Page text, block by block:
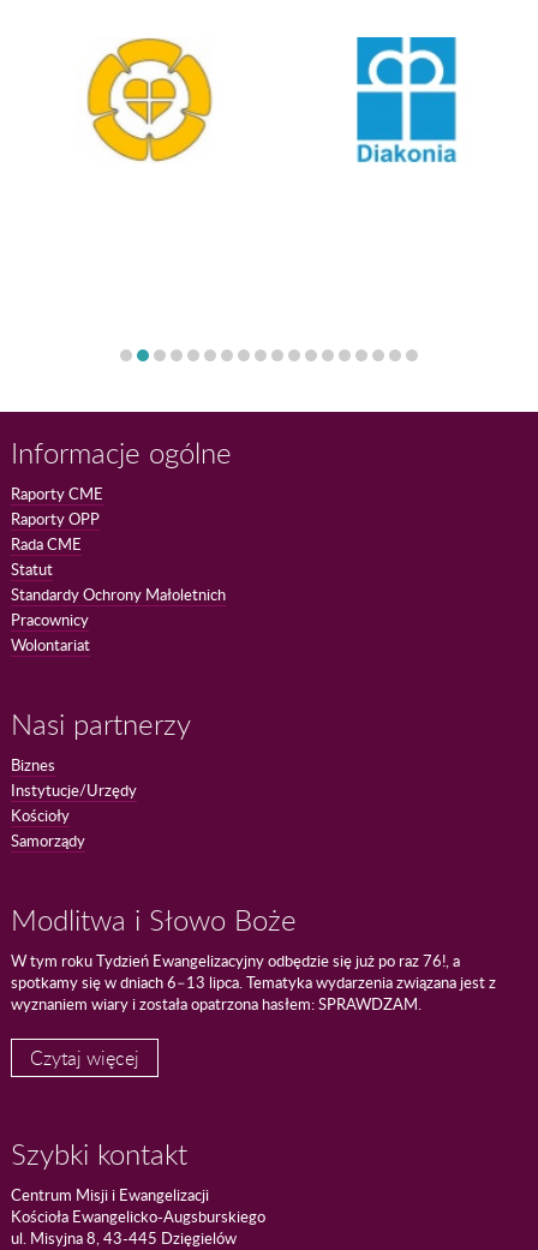
Informacje ogólne
Raporty CME
Raporty OPP
Rada CME
Statut
Standardy Ochrony Małoletnich
Pracownicy
Wolontariat
Nasi partnerzy
Biznes
Instytucje/Urzędy
Kościoły
Samorządy
Modlitwa i Słowo Boże
W tym roku Tydzień Ewangelizacyjny odbędzie się już po raz 76!, a
spotkamy się w dniach 6–13 lipca. Tematyka wydarzenia związana jest z
wyznaniem wiary i została opatrzona hasłem: SPRAWDZAM.
Czytaj więcej
Szybki kontakt
Centrum Misji i Ewangelizacji
Kościoła Ewangelicko-Augsburskiego
ul. Misyjna 8, 43-445 Dzięgielów